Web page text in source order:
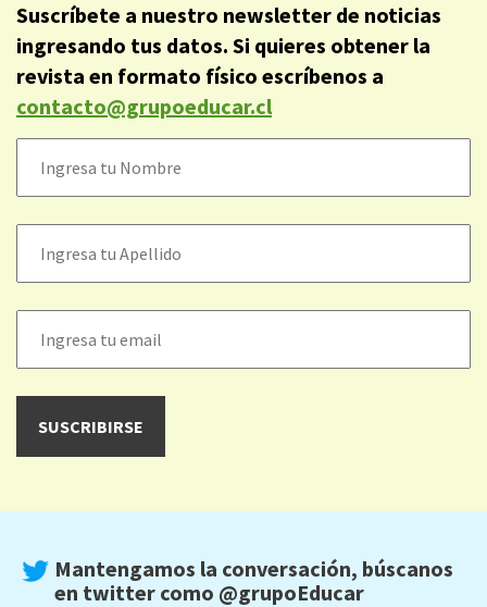
Suscríbete a nuestro newsletter de noticias
ingresando tus datos. Si quieres obtener la
revista en formato físico escríbenos a
contacto@grupoeducar.cl
Mantengamos la conversación, búscanos
en twitter como @grupoEducar